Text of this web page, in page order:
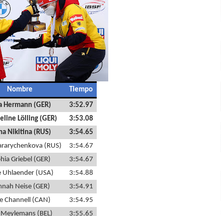
Nombre Tiempo
Hermann (GER)
3:52.97
Lölling (GER)
3:53.08
Nikitina (RUS)
3:54.65
(RUS)
3:54.67
Griebel (GER)
3:54.67
Uhlaender (USA)
3:54.88
Neise (GER)
3:54.91
Channell (CAN)
3:54.95
(BEL)
3:55.65